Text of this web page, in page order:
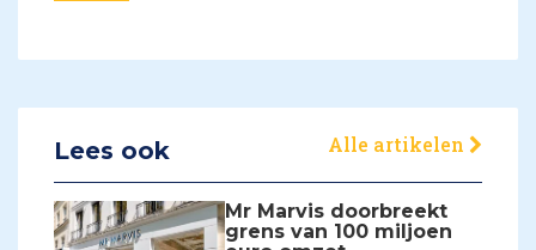
Lees ook Alle artikelen
Mr Marvis doorbreekt
grens van 100 miljoen